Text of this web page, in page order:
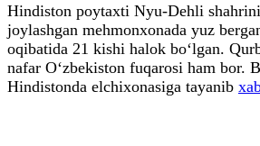
Hindiston poytaxti Nyu-Dehli
joylashgan mehmonxonada yuz
oqibatida 21 kishi halok bo‘lgan.
nafar O‘zbekiston fuqarosi ham bor.
Hindistonda elchixonasiga tayanib